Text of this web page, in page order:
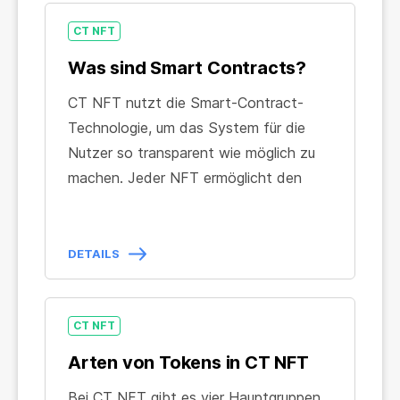
Nutzungsbedingungen des Dienstes
und machen es jeder Partei unmöglich,
diese zu verletzen.
CT NFT
Was sind Smart Contracts?
CT NFT nutzt die Smart-Contract-
Technologie, um das System für die
Nutzer so transparent wie möglich zu
machen. Jeder NFT ermöglicht den
auf die internen Prozesse und die für
das NFT-Mining notwendige
Infrastruktur.
Bei Aktivierung des NFT werden die
notwendigen technischen Prozesse
DETAILS
CT NFT
Arten von Tokens in CT NFT